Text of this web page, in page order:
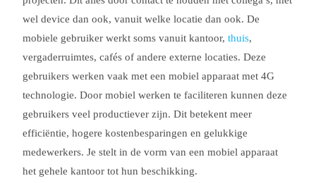
wel device dan ook, vanuit welke locatie dan ook. De
mobiele gebruiker werkt soms vanuit kantoor,thuis,
vergaderruimtes, cafés of andere externe locaties. Deze
gebruikers werken vaak met een mobiel apparaat met 4G
technologie. Door mobiel werken te faciliteren kunnen deze
gebruikers veel productiever zijn. Dit betekent meer
efficiëntie, hogere kostenbesparingen en gelukkige
medewerkers. Je stelt in de vorm van een mobiel apparaat
het gehele kantoor tot hun beschikking.